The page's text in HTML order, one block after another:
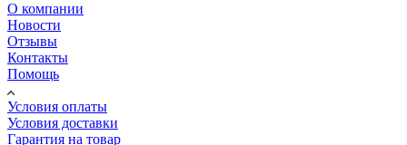
О компании
Новости
Отзывы
Контакты
Помощь
Условия оплаты
Условия доставки
Гарантия на товар